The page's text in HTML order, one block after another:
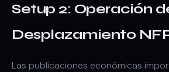
Setup 2: Operación
Desplazamiento
Las publicaciones económicas